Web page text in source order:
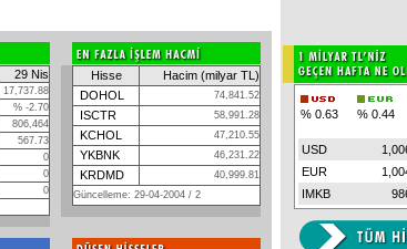
29 Nis
17,737.88
% -2.70
806,464
567.73
0
0
0
Hisse
Hacim (milyar TL)
DOHOL
74,841.52
ISCTR 58,991.28
KCHOL 47,210.55
YKBNK 46,231.22
KRDMD
40,999.81
Güncelleme: 29-04-2004 / 2
% 0.63 % 0.44
USD
EUR
IMKB